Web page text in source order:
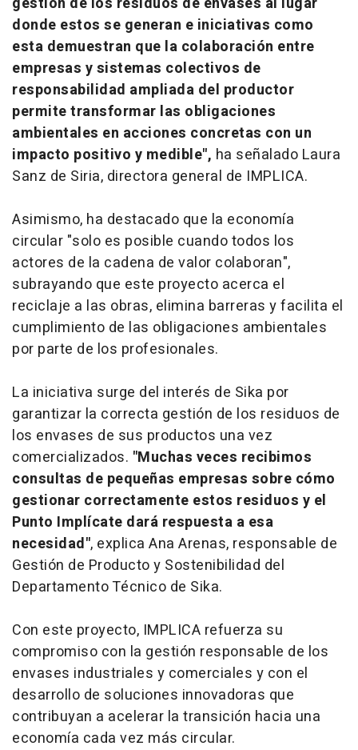
donde estos se generan e iniciativas como
esta demuestran que la colaboración entre
empresas y sistemas colectivos de
responsabilidad ampliada del productor
permite transformar las obligaciones
ambientales en acciones concretas con un
impacto positivo y medible", ha señalado Laura
Sanz de Siria, directora general de IMPLICA.
Asimismo, ha destacado que la economía
circular "solo es posible cuando todos los
actores de la cadena de valor colaboran",
subrayando que este proyecto acerca el
reciclaje a las obras, elimina barreras y facilita el
cumplimiento de las obligaciones ambientales
por parte de los profesionales.
La iniciativa surge del interés de Sika por
garantizar la correcta gestión de los residuos de
los envases de sus productos una vez
comercializados. "Muchas veces recibimos
consultas de pequeñas empresas sobre cómo
gestionar correctamente estos residuos y el
Punto Implícate dará respuesta a esa
necesidad", explica Ana Arenas, responsable de
Gestión de Producto y Sostenibilidad del
Departamento Técnico de Sika.
Con este proyecto, IMPLICA refuerza su
compromiso con la gestión responsable de los
envases industriales y comerciales y con el
desarrollo de soluciones innovadoras que
contribuyan a acelerar la transición hacia una
economía cada vez más circular.